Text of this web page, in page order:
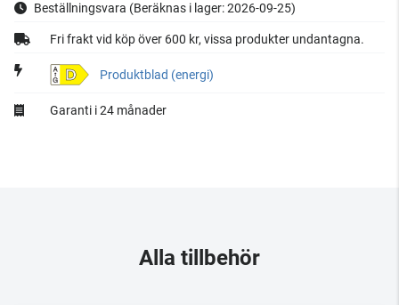
Beställningsvara (Beräknas i lager: 2026-09-25)
Fri frakt vid köp över 600 kr, vissa produkter undantagna.
D Produktblad (energi)
Garanti i 24 månader
Alla tillbehör